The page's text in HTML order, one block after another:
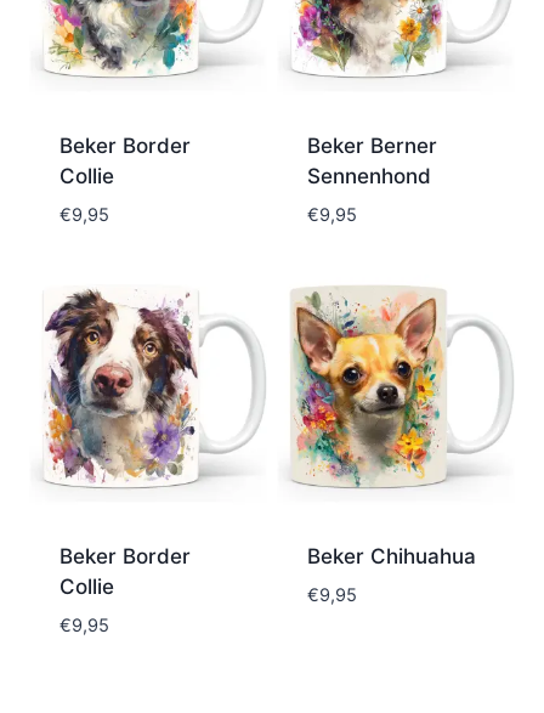
Beker Border
Collie
€9,95
Beker Berner
Sennenhond
€9,95
Beker Border
Collie
€9,95
Beker Chihuahua
€9,95